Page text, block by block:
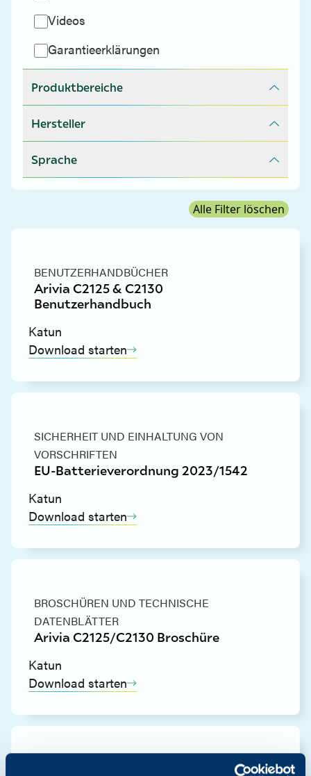
Videos
Garantieerklärungen
Produktbereiche
Hersteller
Sprache
Alle Filter löschen
BENUTZERHANDBÜCHER
Arivia C2125 & C2130
Benutzerhandbuch
Katun
Download starten
SICHERHEIT UND EINHALTUNG VON
VORSCHRIFTEN
EU-Batterieverordnung 2023/1542
Katun
Download starten
BROSCHÜREN UND TECHNISCHE
DATENBLÄTTER
Arivia C2125/C2130 Broschüre
Katun
Download starten